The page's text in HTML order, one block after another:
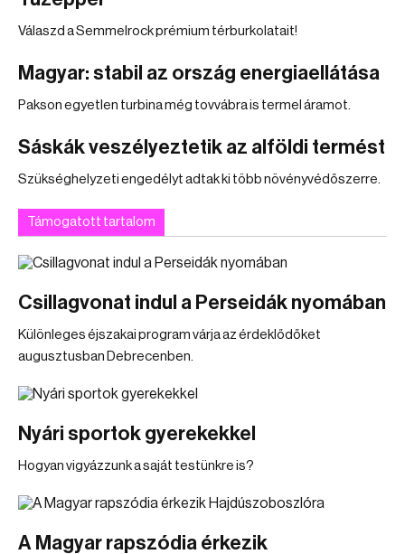
Válaszd a Semmelrock prémium térburkolatait!
Magyar: stabil az ország energiaellátása
Pakson egyetlen turbina még tovvábra is termel áramot.
Sáskák veszélyeztetik az alföldi termést
Szükséghelyzeti engedélyt adtak ki több növényvédőszerre.
Támogatott tartalom
Csillagvonat indul a Perseidák nyomában
Különleges éjszakai program várja az érdeklődőket
augusztusban Debrecenben.
Nyári sportok gyerekekkel
Hogyan vigyázzunk a saját testünkre is?
A Magyar rapszódia érkezik